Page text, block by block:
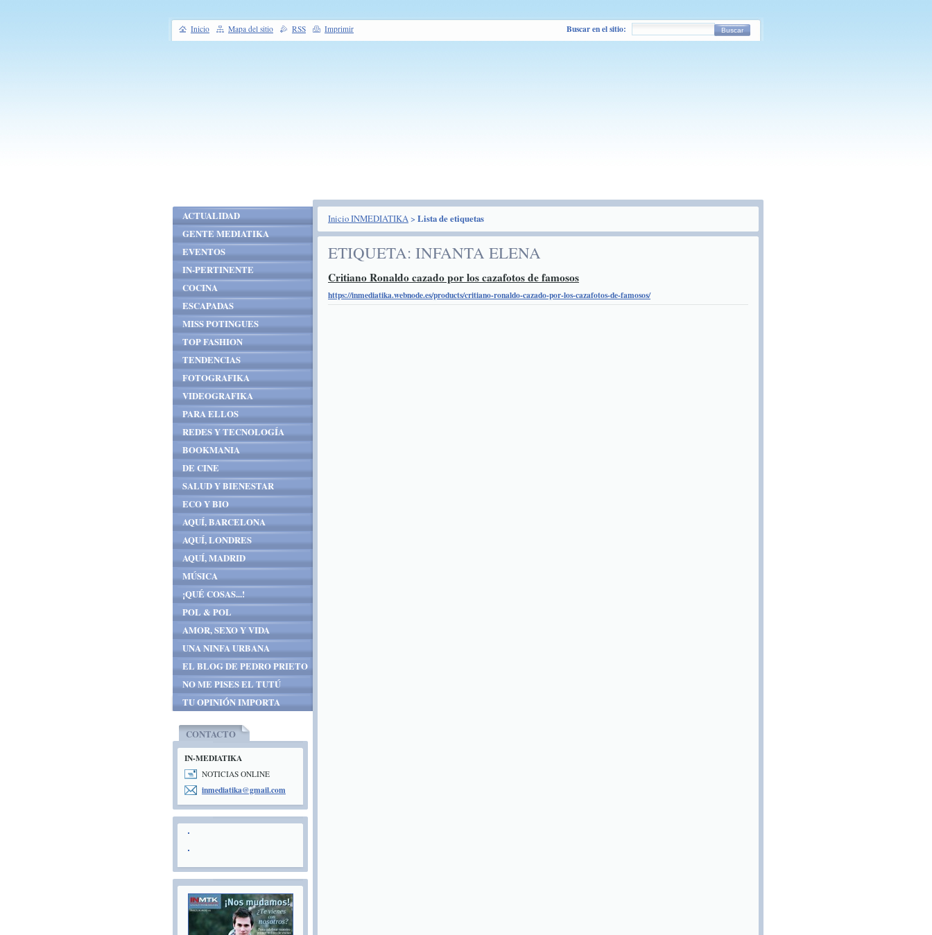
Inicio INMEDIATIKA> Lista de etiquetas
ETIQUETA: INFANTA ELENA
Critiano Ronaldo cazado por los cazafotos de famosos
https://inmediatika.webnode.es/products/critiano-ronaldo-cazado-por-los-cazafotos-de-famosos/
ACTUALIDAD
GENTE MEDIATIKA
EVENTOS
IN-PERTINENTE
COCINA
ESCAPADAS
MISS POTINGUES
TOP FASHION
TENDENCIAS
FOTOGRAFIKA
VIDEOGRAFIKA
PARA ELLOS
REDES Y TECNOLOGÍA
BOOKMANIA
DE CINE
SALUD Y BIENESTAR
ECO Y BIO
AQUÍ, BARCELONA
AQUÍ, LONDRES
AQUÍ, MADRID
MÚSICA
¡QUÉ COSAS...!
POL & POL
AMOR, SEXO Y VIDA
UNA NINFA URBANA
EL BLOG DE PEDRO PRIETO
NO ME PISES EL TUTÚ
TU OPINIÓN IMPORTA
CONTACTO
IN-MEDIATIKA
NOTICIAS ONLINE
inmediatika@gmail.com
Inicio Mapa del sitio RSS Imprimir Buscar en el sitio: Buscar